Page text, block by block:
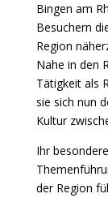
Bingen am
Besuchern
Region
Nahe in den
Tätigkeit als
sie sich nun
Kultur
Ihr
der Region